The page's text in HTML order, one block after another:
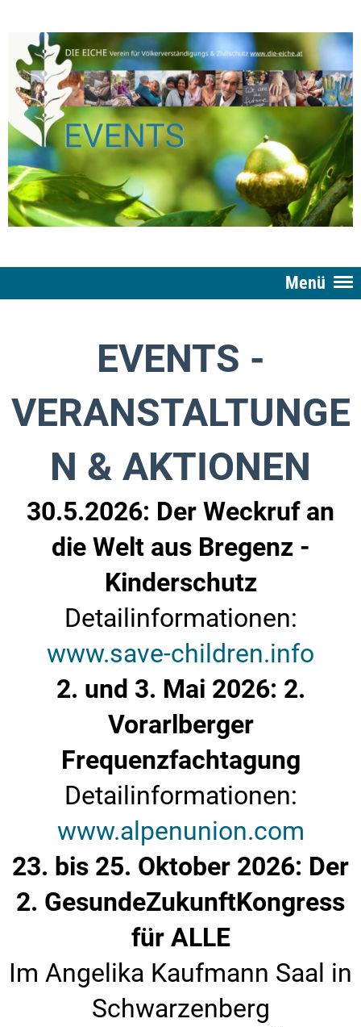
Menü
EVENTS -
VERANSTALTUNGE
N & AKTIONEN
30.5.2026: Der Weckruf an
die Welt aus Bregenz -
Kinderschutz
Detailinformationen:
www.save-children.info
2. und 3. Mai 2026: 2.
Vorarlberger
Frequenzfachtagung
Detailinformationen:
www.alpenunion.com
23. bis 25. Oktober 2026: Der
2. GesundeZukunftKongress
für ALLE
Im Angelika Kaufmann Saal in
Schwarzenberg